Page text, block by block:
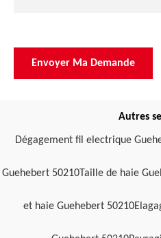
Autres
Dégagement fil electrique
Guehebert 50210Taille de haie
et haie Guehebert 50210